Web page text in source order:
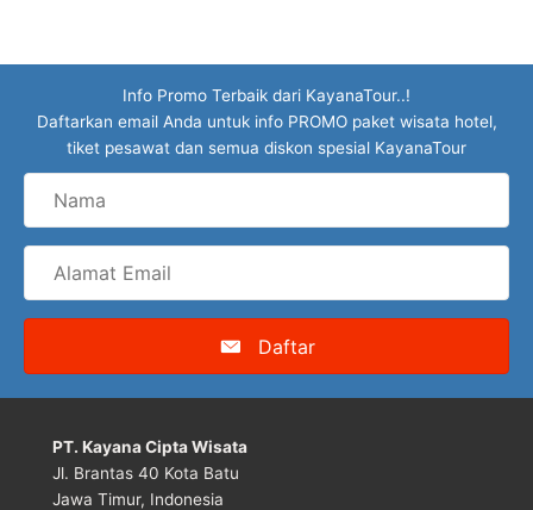
Info Promo Terbaik dari KayanaTour..!
Daftarkan email Anda untuk info PROMO paket wisata hotel,
tiket pesawat dan semua diskon spesial KayanaTour
Email
Daftar
PT. Kayana Cipta Wisata
Jl. Brantas 40 Kota Batu
Jawa Timur, Indonesia